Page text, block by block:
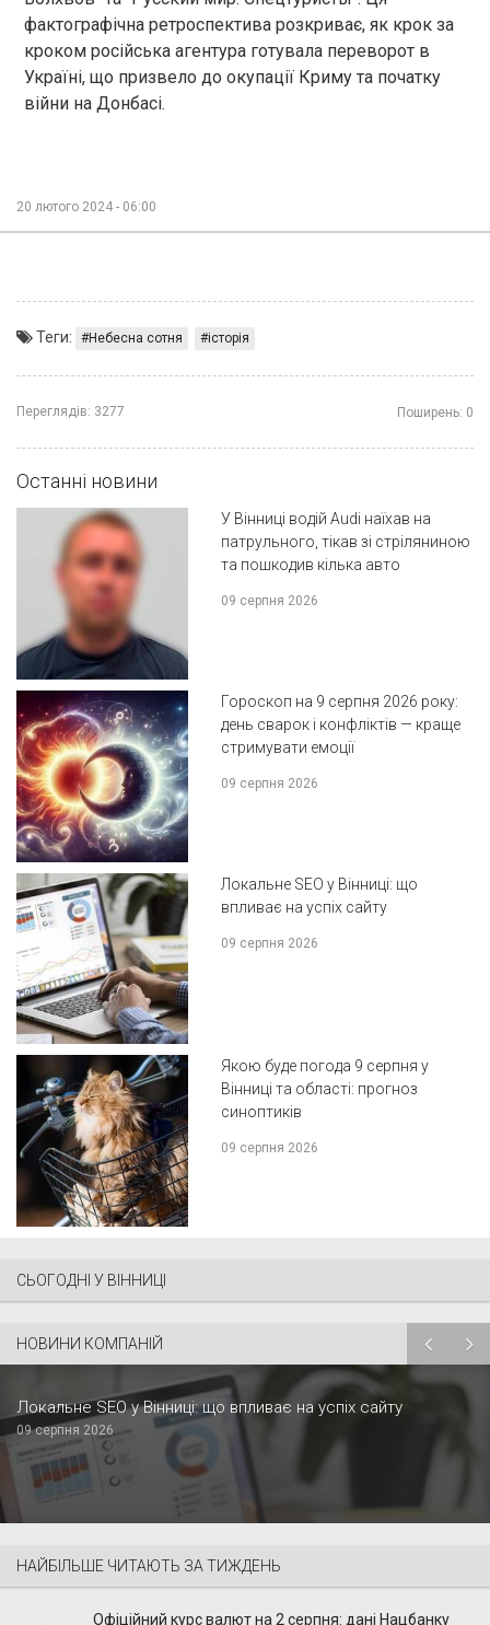
фактографічна ретроспектива розкриває, як крок за
кроком російська агентура готувала переворот в
Україні, що призвело до окупації Криму та початку
війни на Донбасі.
20 лютого 2024 - 06:00
Теги: Небесна сотня історія
Переглядів: 3277 Поширень: 0
Останні новини
У Вінниці водій Audi наїхав на
патрульного, тікав зі стріляниною
та пошкодив кілька авто
09 серпня 2026
Гороскоп на 9 серпня 2026 року:
день сварок і конфліктів — краще
стримувати емоції
09 серпня 2026
Локальне SEO у Вінниці: що
впливає на успіх сайту
09 серпня 2026
Якою буде погода 9 серпня у
Вінниці та області: прогноз
синоптиків
09 серпня 2026
СЬОГОДНІ У ВІННИЦІ
НОВИНИ КОМПАНІЙ
Локальне SEO у Вінниці: що впливає на успіх сайту
09 серпня 2026
НАЙБІЛЬШЕ ЧИТАЮТЬ ЗА ТИЖДЕНЬ
Офіційний курс валют на 2 серпня: дані Нацбанку